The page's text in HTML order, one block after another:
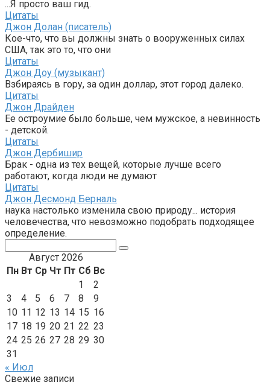
...Я просто ваш гид.
Цитаты
Джон Долан (писатель)
Кое-что, что вы должны знать о вооруженных силах
США, так это то, что они
Цитаты
Джон Доу (музыкант)
Взбираясь в гору, за один доллар, этот город далеко.
Цитаты
Джон Драйден
Ее остроумие было больше, чем мужское, а невинность
- детской.
Цитаты
Джон Дербишир
Брак - одна из тех вещей, которые лучше всего
работают, когда люди не думают
Цитаты
Джон Десмонд Берналь
наука настолько изменила свою природу... история
человечества, что невозможно подобрать подходящее
определение.
Август 2026
Пн Вт Ср Чт Пт Сб Вс
1
2
3
4 5 6 7 8
9
10 11 12 13 14 15 16
17 18 19 20 21 22 23
24 25 26 27 28 29 30
31
« Июл
Свежие записи